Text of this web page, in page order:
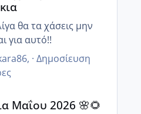
θα τα χάσεις μην
για αυτό!!
, · Δημοσίευση
🌸🌻🌹
Μαΐου 2026 🌸🌻